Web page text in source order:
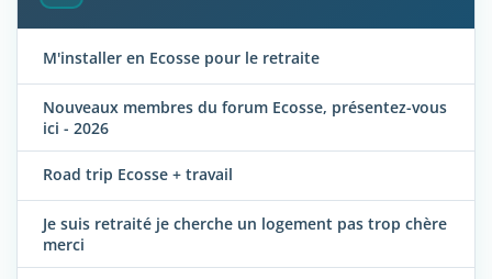
M'installer en Ecosse pour le retraite
Nouveaux membres du forum Ecosse, présentez-vous
ici - 2026
Road trip Ecosse + travail
Je suis retraité je cherche un logement pas trop chère
merci